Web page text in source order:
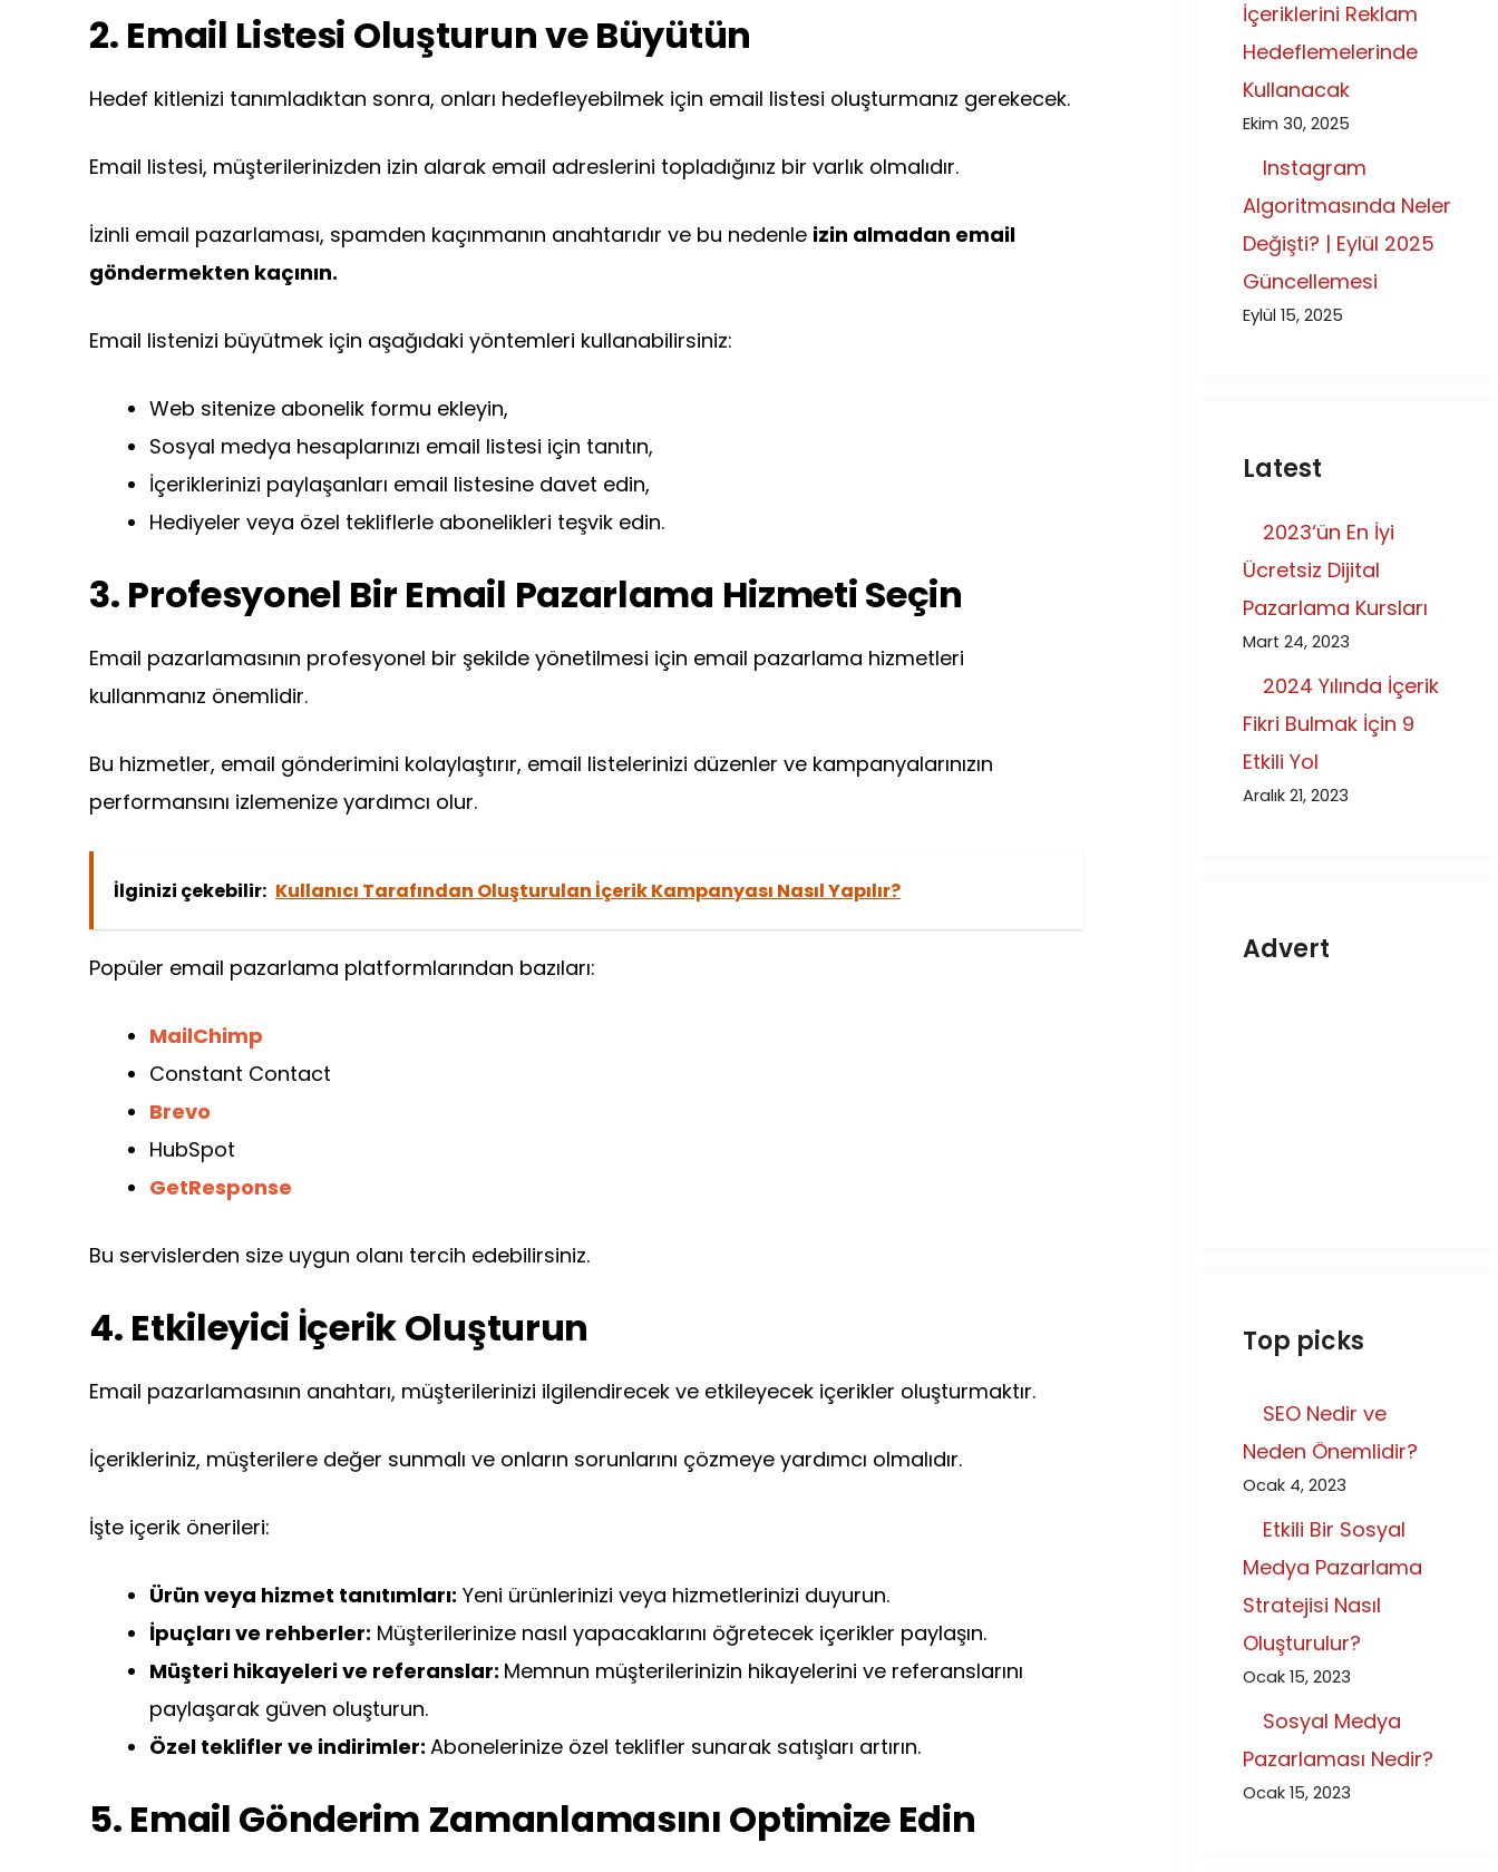
2. Email Listesi Oluşturun ve Büyütün
Hedef kitlenizi tanımladıktan sonra, onları hedefleyebilmek için email listesi oluşturmanız gerekecek.
Email listesi, müşterilerinizden izin alarak email adreslerini topladığınız bir varlık olmalıdır.
İzinli email pazarlaması, spamden kaçınmanın anahtarıdır ve bu nedenle izin almadan email
göndermekten kaçının.
Email listenizi büyütmek için aşağıdaki yöntemleri kullanabilirsiniz:
Web sitenize abonelik formu ekleyin,
Sosyal medya hesaplarınızı email listesi için tanıtın,
İçeriklerinizi paylaşanları email listesine davet edin,
Hediyeler veya özel tekliflerle abonelikleri teşvik edin.
3. Profesyonel Bir Email Pazarlama Hizmeti Seçin
Email pazarlamasının profesyonel bir şekilde yönetilmesi için email pazarlama hizmetleri
kullanmanız önemlidir.
Bu hizmetler, email gönderimini kolaylaştırır, email listelerinizi düzenler ve kampanyalarınızın
performansını izlemenize yardımcı olur.
İlginizi çekebilir: Kullanıcı Tarafından Oluşturulan İçerik Kampanyası Nasıl Yapılır?
Popüler email pazarlama platformlarından bazıları:
MailChimp
Constant Contact
Brevo
HubSpot
GetResponse
Bu servislerden size uygun olanı tercih edebilirsiniz.
4. Etkileyici İçerik Oluşturun
Email pazarlamasının anahtarı, müşterilerinizi ilgilendirecek ve etkileyecek içerikler oluşturmaktır.
İçerikleriniz, müşterilere değer sunmalı ve onların sorunlarını çözmeye yardımcı olmalıdır.
İşte içerik önerileri:
Ürün veya hizmet tanıtımları: Yeni ürünlerinizi veya hizmetlerinizi duyurun.
İpuçları ve rehberler: Müşterilerinize nasıl yapacaklarını öğretecek içerikler paylaşın.
Müşteri hikayeleri ve referanslar: Memnun müşterilerinizin hikayelerini ve referanslarını
paylaşarak güven oluşturun.
Özel teklifler ve indirimler: Abonelerinize özel teklifler sunarak satışları artırın.
5. Email Gönderim Zamanlamasını Optimize Edin
İçeriklerini Reklam
Hedeflemelerinde
Kullanacak
Ekim 30, 2025
Instagram
Algoritmasında Neler
Değişti? | Eylül 2025
Güncellemesi
Eylül 15, 2025
Latest
2023‘ün En İyi
Ücretsiz Dijital
Pazarlama Kursları
Mart 24, 2023
2024 Yılında İçerik
Fikri Bulmak İçin 9
Etkili Yol
Aralık 21, 2023
Advert
Top picks
SEO Nedir ve
Neden Önemlidir?
Ocak 4, 2023
Etkili Bir Sosyal
Medya Pazarlama
Stratejisi Nasıl
Oluşturulur?
Ocak 15, 2023
Sosyal Medya
Pazarlaması Nedir?
Ocak 15, 2023